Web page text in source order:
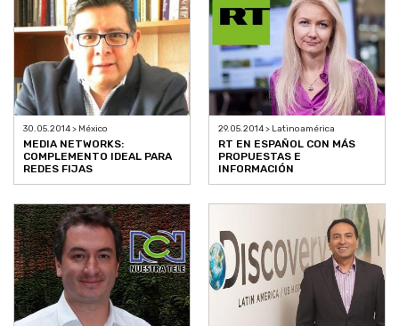
30.05.2014 > México
MEDIA NETWORKS:
COMPLEMENTO IDEAL PARA
REDES FIJAS
29.05.2014 > Latinoamérica
RT EN ESPAÑOL CON MÁS
PROPUESTAS E
INFORMACIÓN